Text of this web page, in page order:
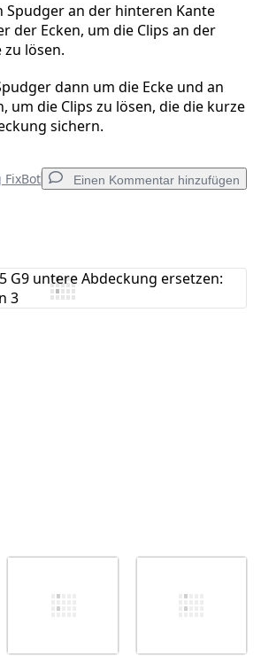
Spudger an der hinteren Kante
der Ecken, um die Clips an der
lösen.
dann um die Ecke und an
um die Clips zu lösen, die die kurze
sichern.
FixBot Einen Kommentar hinzufügen